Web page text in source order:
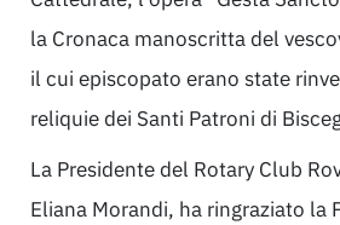
la Cronaca manoscritta del
il cui episcopato erano state
reliquie dei Santi Patroni di
La Presidente del Rotary Club
Eliana Morandi, ha ringraziato la